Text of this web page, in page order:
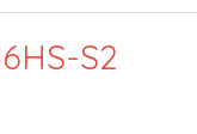
S2